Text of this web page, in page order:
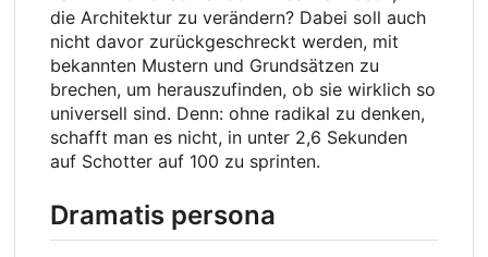
die Architektur zu verändern? Dabei soll auch
nicht davor zurückgeschreckt werden, mit
bekannten Mustern und Grundsätzen zu
brechen, um herauszufinden, ob sie wirklich so
universell sind. Denn: ohne radikal zu denken,
schafft man es nicht, in unter 2,6 Sekunden
auf Schotter auf 100 zu sprinten.
Dramatis persona